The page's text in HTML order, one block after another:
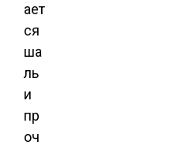
ает
ся
ша
ль
и
пр
оч